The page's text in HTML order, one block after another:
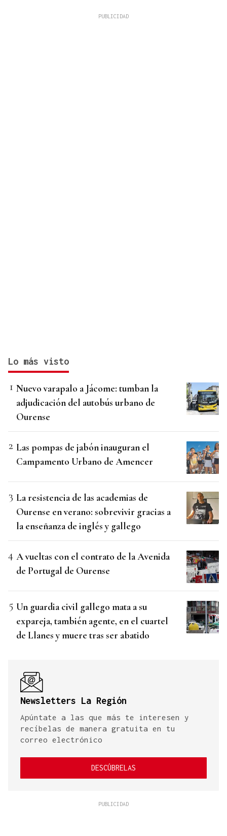
Lo más visto
Nuevo varapalo a Jácome: tumban la
adjudicación del autobús urbano de
Ourense
Las pompas de jabón inauguran el
Campamento Urbano de Amencer
La resistencia de las academias de
Ourense en verano: sobrevivir gracias a
la enseñanza de inglés y gallego
A vueltas con el contrato de la Avenida
de Portugal de Ourense
Un guardia civil gallego mata a su
expareja, también agente, en el cuartel
de Llanes y muere tras ser abatido
Newsletters La Región
Apúntate a las que más te interesen y
recíbelas de manera gratuita en tu
correo electrónico
DESCÚBRELAS